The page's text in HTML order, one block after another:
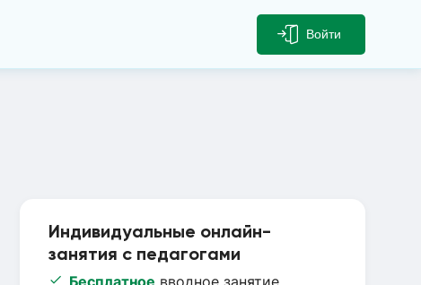
Войти
Индивидуальные онлайн-
занятия с педагогами
Бесплатное вводное занятие